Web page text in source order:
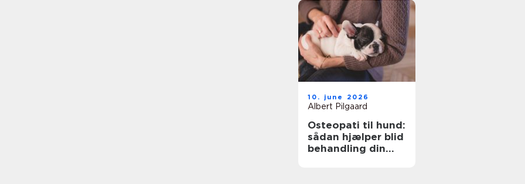
10. june 2026
Albert Pilgaard
Osteopati til hund:
sådan hjælper blid
behandling din